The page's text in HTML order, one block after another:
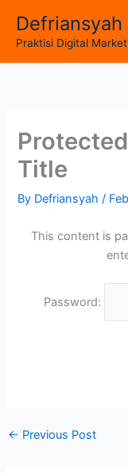
content
Defriansyah
Praktisi Digital
Title
By Defriansyah/
This content is
Password:
← Previous Post